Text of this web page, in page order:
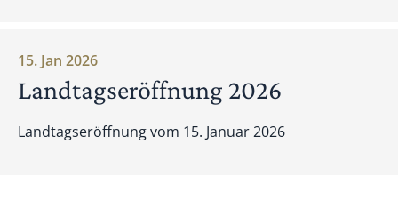
15. Jan 2026
Landtagseröffnung 2026
Landtagseröffnung vom 15. Januar 2026